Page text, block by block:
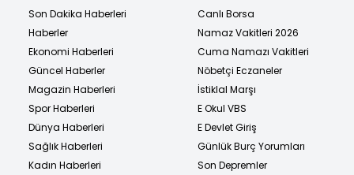
Son Dakika Haberleri
Haberler
Ekonomi Haberleri
Güncel Haberler
Magazin Haberleri
Spor Haberleri
Dünya Haberleri
Sağlık Haberleri
Kadın Haberleri
Canlı Borsa
Namaz Vakitleri 2026
Cuma Namazı Vakitleri
Nöbetçi Eczaneler
İstiklal Marşı
E Okul VBS
E Devlet Giriş
Günlük Burç Yorumları
Son Depremler